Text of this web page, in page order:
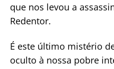
que nos levou a
Redentor.
É este último mistério
oculto à nossa pobre